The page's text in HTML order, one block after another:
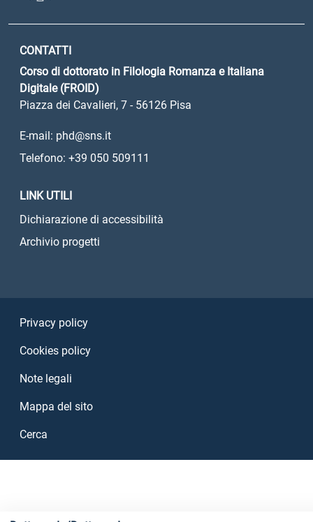
CONTATTI
Corso di dottorato in Filologia Romanza e Italiana
Digitale (FROID)
Piazza dei Cavalieri, 7 - 56126 Pisa
E-mail: phd@sns.it
Telefono: +39 050 509111
LINK UTILI
Dichiarazione di accessibilità
Archivio progetti
Privacy policy
Cookies policy
Note legali
Mappa del sito
Cerca